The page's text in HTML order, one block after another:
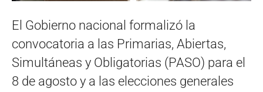
El Gobierno nacional formalizó la
convocatoria a las Primarias, Abiertas,
Simultáneas y Obligatorias (PASO) para el
8 de agosto y a las elecciones generales